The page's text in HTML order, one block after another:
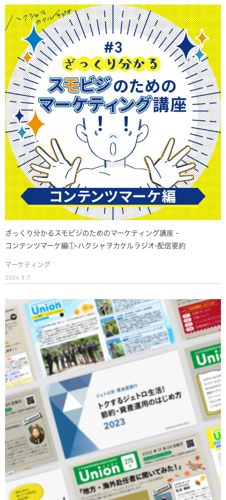
ざっくり分かるスモビジのためのマーケティング講座 -
コンテンツマーケ編①-ハクシャヲカケルラジオ-配信要約
マーケティング
2024.9.7